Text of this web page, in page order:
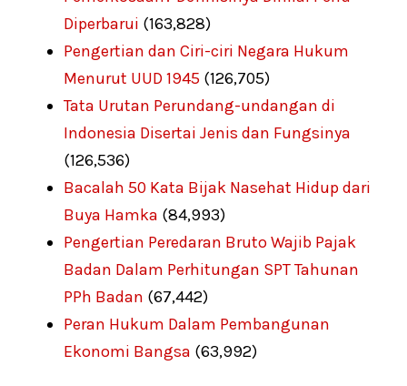
Diperbarui (163,828)
Pengertian dan Ciri-ciri Negara Hukum
Menurut UUD 1945 (126,705)
Tata Urutan Perundang-undangan di
Indonesia Disertai Jenis dan Fungsinya
(126,536)
Bacalah 50 Kata Bijak Nasehat Hidup dari
Buya Hamka (84,993)
Pengertian Peredaran Bruto Wajib Pajak
Badan Dalam Perhitungan SPT Tahunan
PPh Badan (67,442)
Peran Hukum Dalam Pembangunan
Ekonomi Bangsa (63,992)